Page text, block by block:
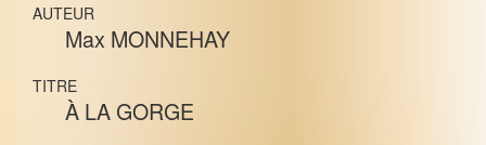
AUTEUR
Max MONNEHAY
TITRE
À LA GORGE